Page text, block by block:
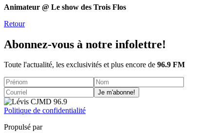
Animateur @ Le show des Trois Flos
Retour
Abonnez-vous à notre infolettre!
Toute l'actualité, les exclusivités et plus encore de 96.9 FM
Je m'abonne!
Politique de confidentialité
Propulsé par